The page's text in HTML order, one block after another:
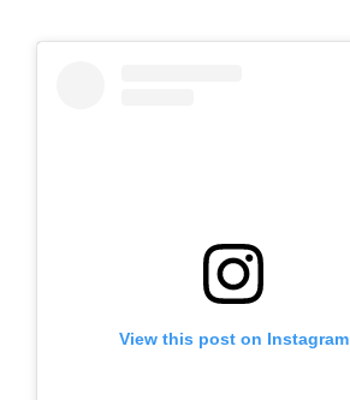
View this post on Instagram